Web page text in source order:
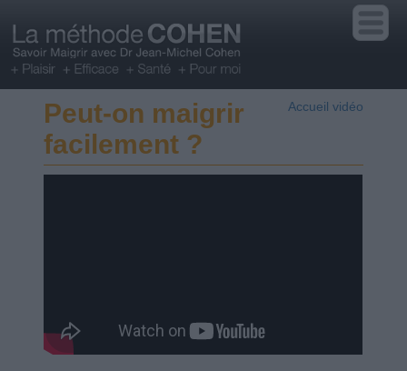
Accueil vidéo
Peut-on maigrir
facilement ?